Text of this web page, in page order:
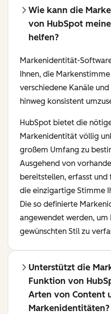
Wie kann die
von HubSpot
helfen?
Markenidentität-
Ihnen, die
verschiedene Kanäle
hinweg konsistent
HubSpot bietet die
Markenidentität völlig
großem Umfang zu
Ausgehend von
bereitstellen, erfasst
die einzigartige Stimme
Die so definierte
angewendet werden,
gewünschten Stil zu
Unterstützt die
Funktion von
Arten von Content
Markenidentitäten?